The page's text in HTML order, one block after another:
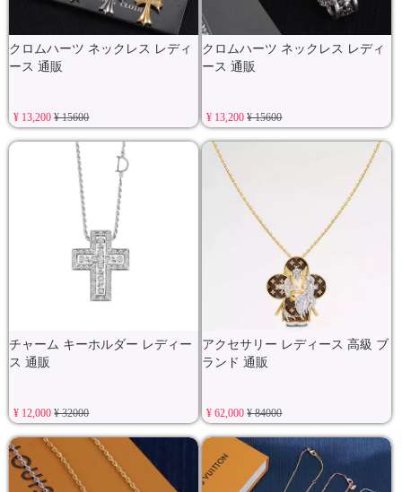
クロムハーツ ネックレス レディ
ース 通販
¥ 13,200¥ 15600
クロムハーツ ネックレス レディ
ース 通販
¥ 13,200¥ 15600
チャーム キーホルダー レディー
ス 通販
¥ 12,000¥ 32000
アクセサリー レディース 高級 ブ
ランド 通販
¥ 62,000¥ 84000